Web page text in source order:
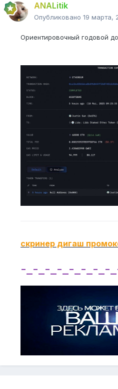
ANALitik
Опубликовано 19 марта,
Ориентировочный годовой
скринер дигаш
-_-_-_-_-_-_-_-